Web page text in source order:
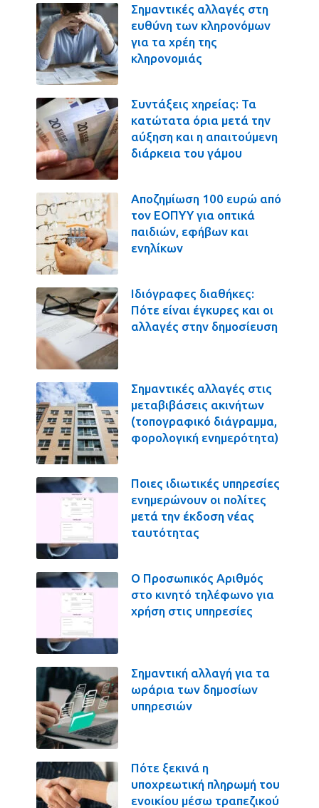
Σημαντικές αλλαγές στη
ευθύνη των κληρονόμων
για τα χρέη της
κληρονομιάς
Συντάξεις χηρείας: Τα
κατώτατα όρια μετά την
αύξηση και η απαιτούμενη
διάρκεια του γάμου
Αποζημίωση 100 ευρώ από
τον ΕΟΠΥΥ για οπτικά
παιδιών, εφήβων και
ενηλίκων
Ιδιόγραφες διαθήκες:
Πότε είναι έγκυρες και οι
αλλαγές στην δημοσίευση
Σημαντικές αλλαγές στις
μεταβιβάσεις ακινήτων
(τοπογραφικό διάγραμμα,
φορολογική ενημερότητα)
Ποιες ιδιωτικές υπηρεσίες
ενημερώνουν οι πολίτες
μετά την έκδοση νέας
ταυτότητας
Ο Προσωπικός Αριθμός
στο κινητό τηλέφωνο για
χρήση στις υπηρεσίες
Σημαντική αλλαγή για τα
ωράρια των δημοσίων
υπηρεσιών
Πότε ξεκινά η
υποχρεωτική πληρωμή του
ενοικίου μέσω τραπεζικού